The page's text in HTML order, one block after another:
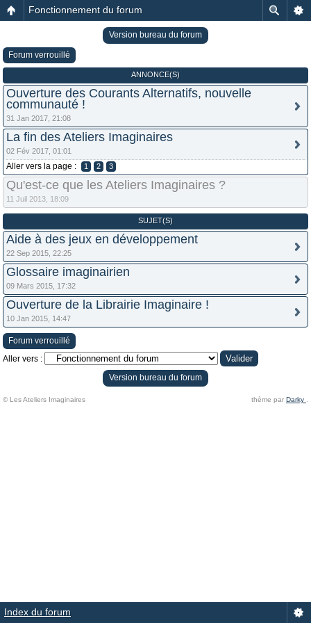
Fonctionnement du forum
Version bureau du forum
Forum verrouillé
ANNONCE(S)
Ouverture des Courants Alternatifs, nouvelle
communauté !
31 Jan 2017, 21:08
La fin des Ateliers Imaginaires
02 Fév 2017, 01:01
Aller vers la page : 1 2 3
Qu'est-ce que les Ateliers Imaginaires ?
11 Juil 2013, 18:09
SUJET(S)
Aide à des jeux en développement
22 Sep 2015, 22:25
Glossaire imaginairien
09 Mars 2015, 17:32
Ouverture de la Librairie Imaginaire !
10 Jan 2015, 14:47
Forum verrouillé
Aller vers :
Version bureau du forum
© Les Ateliers Imaginaires thème par Darky
Index du forum